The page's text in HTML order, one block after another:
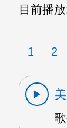
目前播
1 2